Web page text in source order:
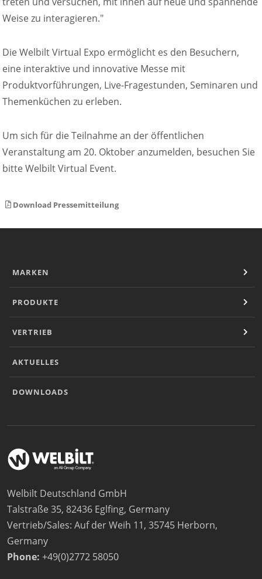
Weise zu interagieren."
Die Welbilt Virtual Expo ermöglicht es den Besuchern,
eine interaktive und innovative Messe mit
Produktvorführungen, Live-Fragestunden, Seminaren und
Themenküchen zu erleben.
Um sich für die Teilnahme an der öffentlichen
Veranstaltung am 20. Oktober anzumelden, besuchen Sie
bitte Welbilt Virtual Event.
Download Pressemitteilung
MARKEN
PRODUKTE
VERTRIEB
AKTUELLES
DOWNLOADS
Welbilt Deutschland GmbH
Talstraße 35, 82436 Eglfing, Germany
Vertrieb/Sales: Auf der Weih 11, 35745 Herborn,
Germany
Phone: +49(0)2772 58050